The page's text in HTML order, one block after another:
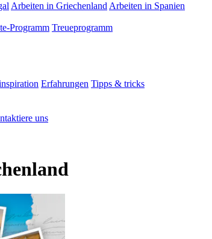
Arbeiten in Griechenland Arbeiten in Spanien
Programm Treueprogramm
Erfahrungen Tipps & tricks
uns